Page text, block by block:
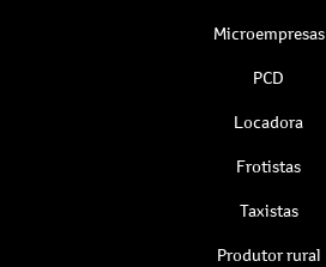
Microempresas
PCD
Locadora
Frotistas
Taxistas
Produtor rural